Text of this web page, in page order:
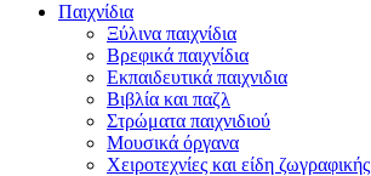
Παιχνίδια
Ξύλινα παιχνίδια
Βρεφικά παιχνίδια
Εκπαιδευτικά παιχνιδια
Βιβλία και παζλ
Στρώματα παιχνιδιού
Μουσικά όργανα
Χειροτεχνίες και είδη ζωγραφικής